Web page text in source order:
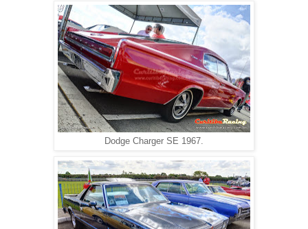
Dodge Charger SE 1967.